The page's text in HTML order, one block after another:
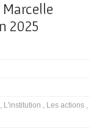
2025
, L'institution , Les actions ,